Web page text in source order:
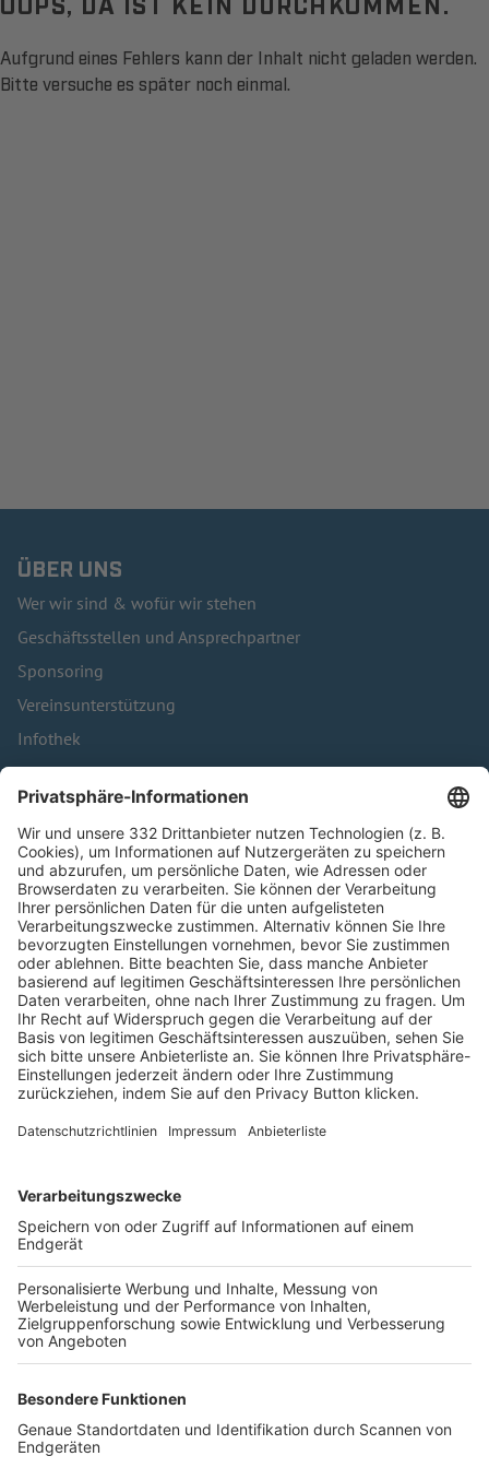
Aufgrund eines Fehlers kann der Inhalt nicht geladen werden.
Bitte versuche es später noch einmal.
ÜBER UNS
Wer wir sind & wofür wir stehen
Geschäftsstellen und Ansprechpartner
Sponsoring
Vereinsunterstützung
Infothek
Kontakt
HÄUFIG BESUCHTE SEITEN
Pässe und Vereinswechsel
Trainerausbildung
Schulungsangebot Vereinsmitarbeiter
BFV-Geschäftsstellen
Trainerbörse
Login SpielPlus
FOLGE DEM BFV
TOP-VEREINE
TOP-PARTNER